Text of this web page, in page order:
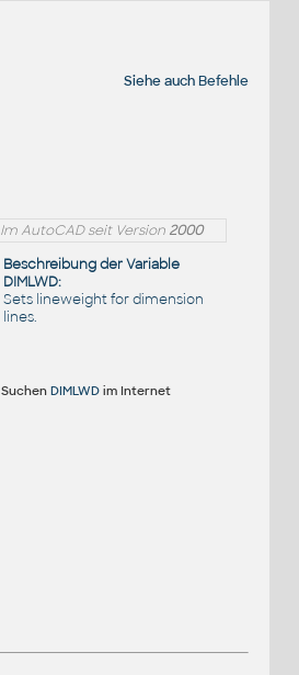
Siehe auchBefehle
Im AutoCAD seit Version 2000
Beschreibung der Variable
DIMLWD:
Sets lineweight for dimension
lines.
SuchenDIMLWD im Internet